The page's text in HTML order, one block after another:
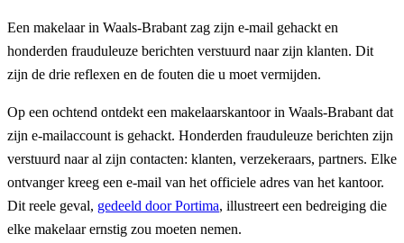
Een makelaar in Waals-Brabant zag zijn e-mail gehackt en
honderden frauduleuze berichten verstuurd naar zijn klanten. Dit
zijn de drie reflexen en de fouten die u moet vermijden.
Op een ochtend ontdekt een makelaarskantoor in Waals-Brabant dat
zijn e-mailaccount is gehackt. Honderden frauduleuze berichten zijn
verstuurd naar al zijn contacten: klanten, verzekeraars, partners. Elke
ontvanger kreeg een e-mail van het officiele adres van het kantoor.
Dit reele geval, gedeeld door Portima, illustreert een bedreiging die
elke makelaar ernstig zou moeten nemen.